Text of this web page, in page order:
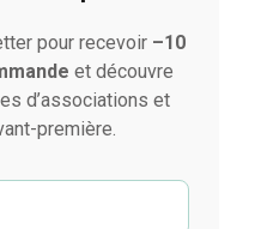
pour recevoir –10
et découvre
d’associations et
première.